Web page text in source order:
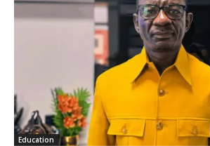
Education